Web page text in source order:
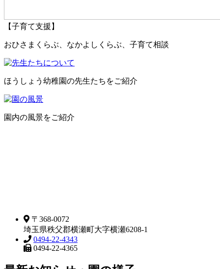
【子育て支援】
おひさまくらぶ、なかよしくらぶ、子育て相談
ほうしょう幼稚園の先生たちをご紹介
園内の風景をご紹介
〒368-0072
埼玉県秩父郡横瀬町大字横瀬6208-1
0494-22-4343
0494-22-4365